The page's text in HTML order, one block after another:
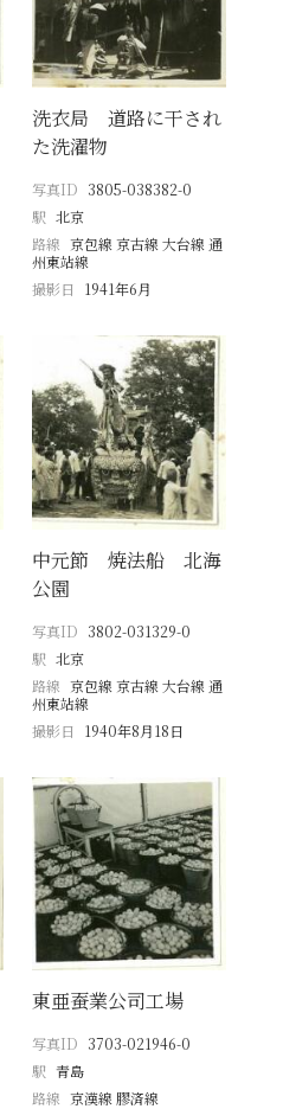
洗衣局 道路に干され
た洗濯物
写真ID 3805-038382-0
駅 北京
路線 京包線 京古線 大台線 通
州東站線
撮影日
1941年6月
中元節 焼法船 北海
公園
写真ID 3802-031329-0
駅 北京
路線 京包線 京古線 大台線 通
州東站線
撮影日
1940年8月18日
東亜蚕業公司工場
写真ID 3703-021946-0
駅 青島
路線 京漢線 膠済線